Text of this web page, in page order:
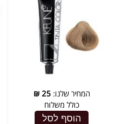
המחיר שלנו:25
₪
כולל משלוח
הוסף לסל